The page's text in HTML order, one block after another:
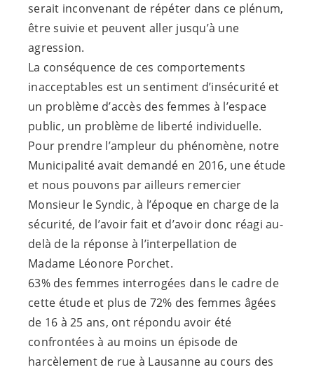
serait inconvenant de répéter dans ce plénum,
être suivie et peuvent aller jusqu’à une
agression.
La conséquence de ces comportements
inacceptables est un sentiment d’insécurité et
un problème d’accès des femmes à l’espace
public, un problème de liberté individuelle.
Pour prendre l’ampleur du phénomène, notre
Municipalité avait demandé en 2016, une étude
et nous pouvons par ailleurs remercier
Monsieur le Syndic, à l’époque en charge de la
sécurité, de l’avoir fait et d’avoir donc réagi au-
delà de la réponse à l’interpellation de
Madame Léonore Porchet.
63% des femmes interrogées dans le cadre de
cette étude et plus de 72% des femmes âgées
de 16 à 25 ans, ont répondu avoir été
confrontées à au moins un épisode de
harcèlement de rue à Lausanne au cours des